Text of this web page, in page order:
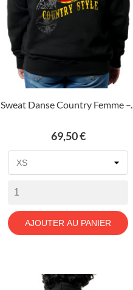
Sweat Danse Country Femme
Prix
69,50 €
AJOUTER AU PANIER